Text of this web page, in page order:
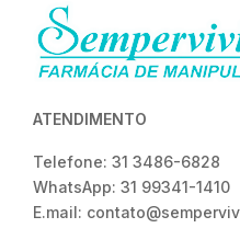
ATENDIMENTO
Telefone: 31 3486-6828
WhatsApp: 31 99341-1410
E.mail: